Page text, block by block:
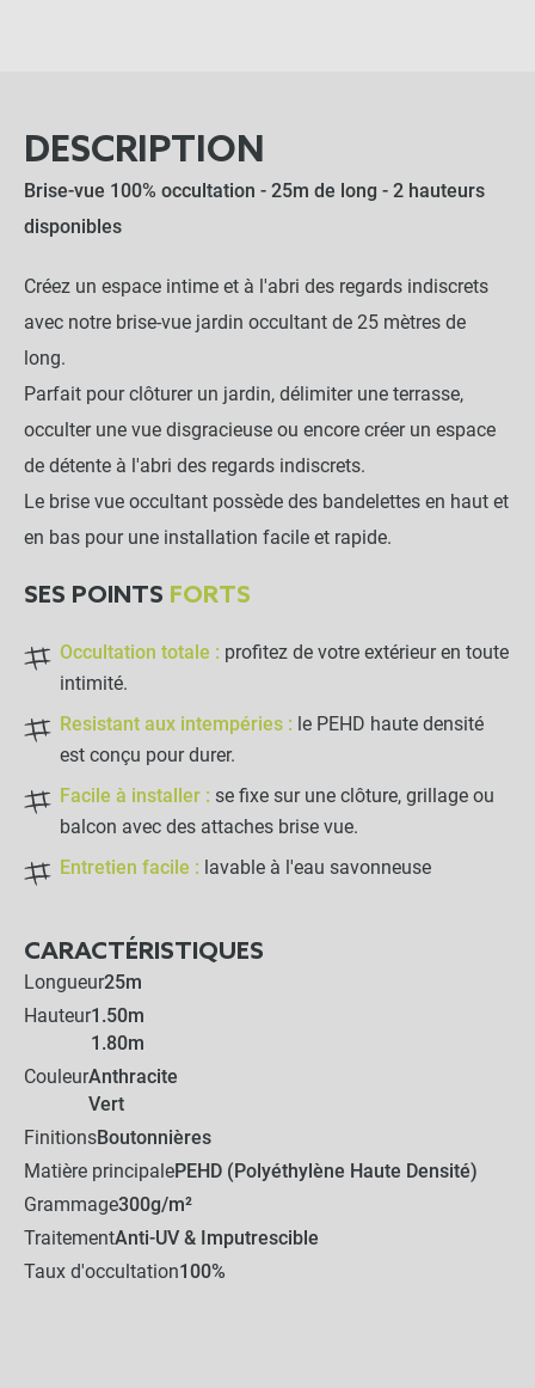
DESCRIPTION
Brise-vue 100% occultation - 25m de long - 2 hauteurs
disponibles
Créez un espace intime et à l'abri des regards indiscrets
avec notre brise-vue jardin occultant de 25 mètres de
long.
Parfait pour clôturer un jardin, délimiter une terrasse,
occulter une vue disgracieuse ou encore créer un espace
de détente à l'abri des regards indiscrets.
Le brise vue occultant possède des bandelettes en haut et
en bas pour une installation facile et rapide.
SES POINTS FORTS
Occultation totale : profitez de votre extérieur en toute
intimité.
Resistant aux intempéries : le PEHD haute densité
est conçu pour durer.
Facile à installer : se fixe sur une clôture, grillage ou
balcon avec des attaches brise vue.
Entretien facile : lavable à l'eau savonneuse
CARACTÉRISTIQUES
Longueur25m
Hauteur1.50m
1.80m
CouleurAnthracite
Vert
FinitionsBoutonnières
Matière principalePEHD (Polyéthylène Haute Densité)
Grammage300g/m²
TraitementAnti-UV & Imputrescible
Taux d'occultation100%